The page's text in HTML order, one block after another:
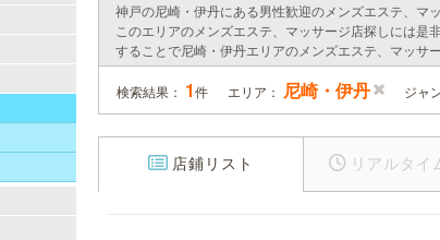
神戸の尼崎・伊丹にある男性歓迎のメンズエステ、マ
このエリアのメンズエステ、マッサージ店探しには
することで尼崎・伊丹エリアのメンズエステ、マッサ
検索結果： 1件 エリア： 尼崎・伊丹 ジャ
店鋪リスト リアルタイ